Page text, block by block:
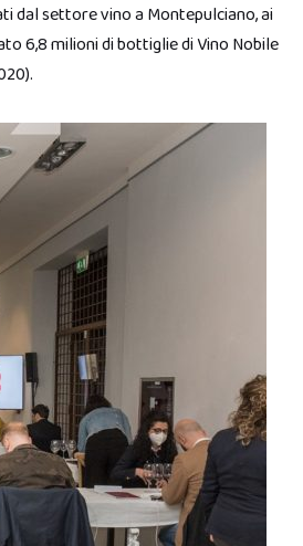
dal settore vino a Montepulciano, ai
6,8 milioni di bottiglie di Vino Nobile